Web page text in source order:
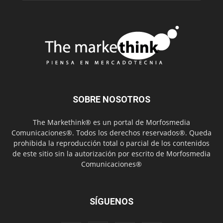
SOBRE NOSOTROS
The Markethink® es un portal de Morfosmedia
Comunicaciones®. Todos los derechos reservados®. Queda
prohibida la reproducción total o parcial de los contenidos
de este sitio sin la autorización por escrito de Morfosmedia
Comunicaciones®
SÍGUENOS